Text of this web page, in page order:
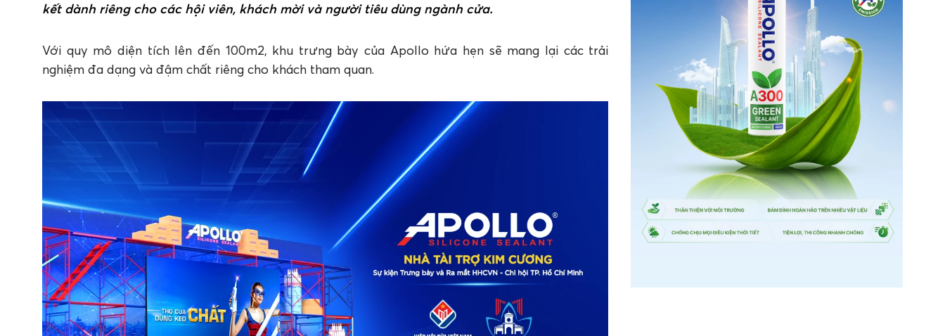
kết dành riêng cho các hội viên, khách mời và người tiêu dùng ngành cửa.
Với quy mô diện tích lên đến 100m2, khu trưng bày của Apollo hứa hẹn sẽ mang lại các trải
nghiệm đa dạng và đậm chất riêng cho khách tham quan.